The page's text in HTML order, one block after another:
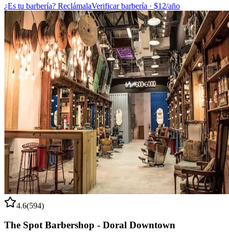
¿Es tu barbería? ReclámalaVerificar barbería · $12/año
4.6(594)
The Spot Barbershop - Doral Downtown